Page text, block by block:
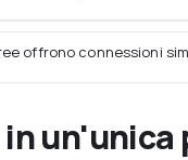
offrono connessioni